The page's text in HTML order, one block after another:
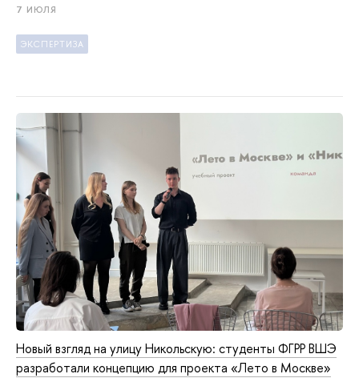
7 ИЮЛЯ
ЭКСПЕРТИЗА
Новый взгляд на улицу Никольскую: студенты ФГРР ВШЭ
разработали концепцию для проекта «Лето в Москве»